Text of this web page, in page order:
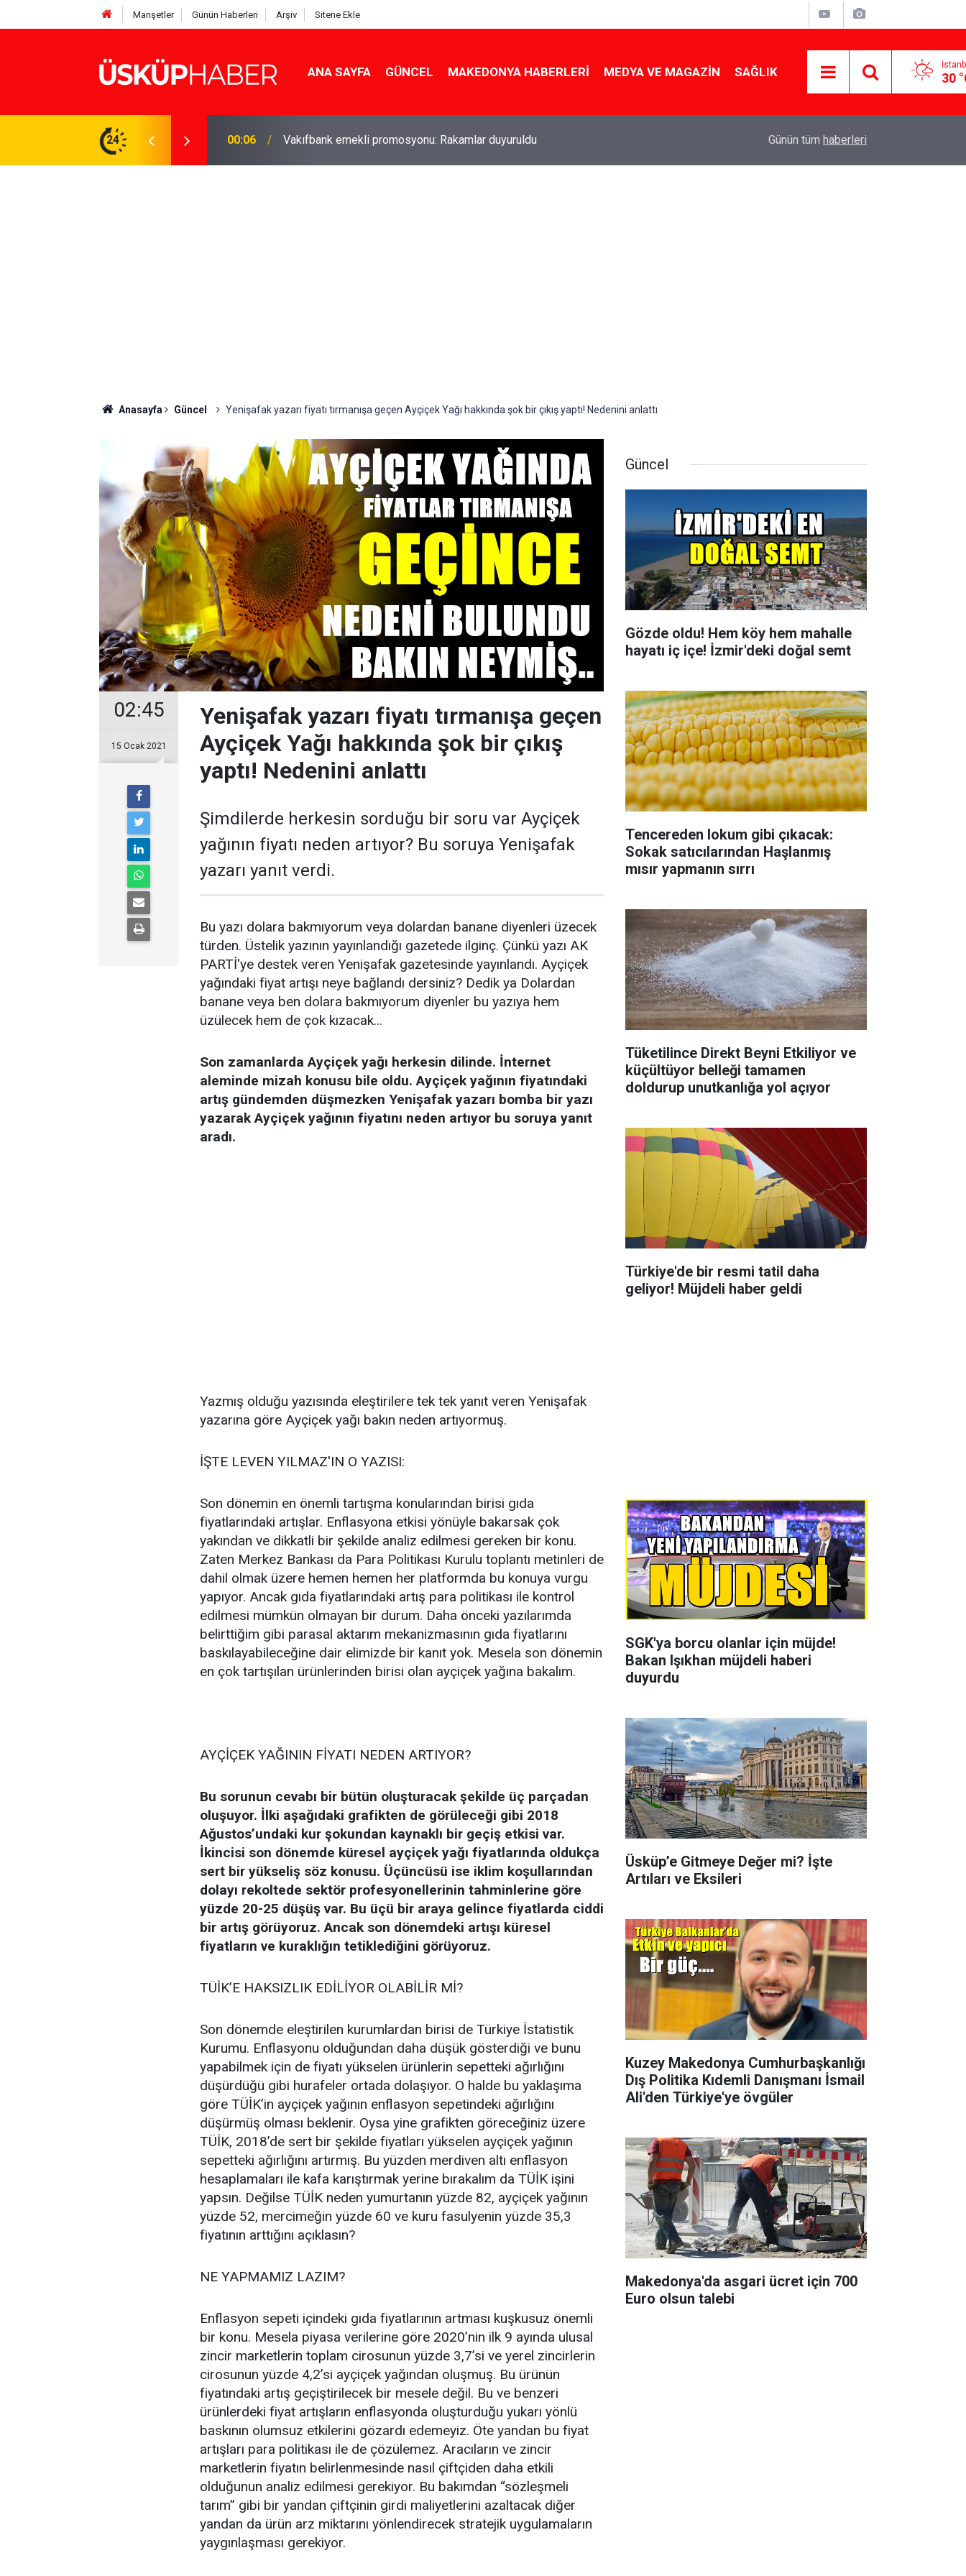
Manşetler Günün Haberleri Arşiv Sitene Ekle
ANA SAYFA GÜNCEL MAKEDONYA HABERLERI MEDYA VE MAGAZIN SAĞLIK 30
24 19:21 Gözde oldu! Hem köy hem mahalle hayatı iç içe! İzmir'deki doğal semt
yapmanın sırrı
Günün tüm haberleri
Anasayfa Güncel Yenişafak yazarı fiyatı tırmanışa geçen Ayçiçek Yağı hakkında şok bir çıkış yaptı! Nedenini anlattı
02:45
15 Ocak 2021
Yenişafak yazarı fiyatı tırmanışa geçen
Ayçiçek Yağı hakkında şok bir çıkış
yaptı! Nedenini anlattı
Şimdilerde herkesin sorduğu bir soru var Ayçiçek
yağının fiyatı neden artıyor? Bu soruya Yenişafak
yazarı yanıt verdi.
Bu yazı dolara bakmıyorum veya dolardan banane diyenleri üzecek
türden. Üstelik yazının yayınlandığı gazetede ilginç. Çünkü yazı AK
PARTİ'ye destek veren Yenişafak gazetesinde yayınlandı. Ayçiçek
yağındaki fiyat artışı neye bağlandı dersiniz? Dedik ya Dolardan
banane veya ben dolara bakmıyorum diyenler bu yazıya hem
üzülecek hem de çok kızacak...
Son zamanlarda Ayçiçek yağı herkesin dilinde. İnternet
aleminde mizah konusu bile oldu. Ayçiçek yağının fiyatındaki
artış gündemden düşmezken Yenişafak yazarı bomba bir yazı
yazarak Ayçiçek yağının fiyatını neden artıyor bu soruya yanıt
aradı.
Yazmış olduğu yazısında eleştirilere tek tek yanıt veren Yenişafak
yazarına göre Ayçiçek yağı bakın neden artıyormuş.
İŞTE LEVEN YILMAZ'IN O YAZISI:
Son dönemin en önemli tartışma konularından birisi gıda
fiyatlarındaki artışlar. Enflasyona etkisi yönüyle bakarsak çok
yakından ve dikkatli bir şekilde analiz edilmesi gereken bir konu.
Zaten Merkez Bankası da Para Politikası Kurulu toplantı metinleri de
dahil olmak üzere hemen hemen her platformda bu konuya vurgu
yapıyor. Ancak gıda fiyatlarındaki artış para politikası ile kontrol
edilmesi mümkün olmayan bir durum. Daha önceki yazılarımda
belirttiğim gibi parasal aktarım mekanizmasının gıda fiyatlarını
baskılayabileceğine dair elimizde bir kanıt yok. Mesela son dönemin
en çok tartışılan ürünlerinden birisi olan ayçiçek yağına bakalım.
AYÇİÇEK YAĞININ FİYATI NEDEN ARTIYOR?
Bu sorunun cevabı bir bütün oluşturacak şekilde üç parçadan
oluşuyor. İlki aşağıdaki grafikten de görüleceği gibi 2018
Ağustos’undaki kur şokundan kaynaklı bir geçiş etkisi var.
İkincisi son dönemde küresel ayçiçek yağı fiyatlarında oldukça
sert bir yükseliş söz konusu. Üçüncüsü ise iklim koşullarından
dolayı rekoltede sektör profesyonellerinin tahminlerine göre
yüzde 20-25 düşüş var. Bu üçü bir araya gelince fiyatlarda ciddi
bir artış görüyoruz. Ancak son dönemdeki artışı küresel
fiyatların ve kuraklığın tetiklediğini görüyoruz.
TÜİK’E HAKSIZLIK EDİLİYOR OLABİLİR Mİ?
Son dönemde eleştirilen kurumlardan birisi de Türkiye İstatistik
Kurumu. Enflasyonu olduğundan daha düşük gösterdiği ve bunu
yapabilmek için de fiyatı yükselen ürünlerin sepetteki ağırlığını
düşürdüğü gibi hurafeler ortada dolaşıyor. O halde bu yaklaşıma
göre TÜİK’in ayçiçek yağının enflasyon sepetindeki ağırlığını
düşürmüş olması beklenir. Oysa yine grafikten göreceğiniz üzere
TÜİK, 2018’de sert bir şekilde fiyatları yükselen ayçiçek yağının
sepetteki ağırlığını artırmış. Bu yüzden merdiven altı enflasyon
hesaplamaları ile kafa karıştırmak yerine bırakalım da TÜİK işini
yapsın. Değilse TÜİK neden yumurtanın yüzde 82, ayçiçek yağının
yüzde 52, mercimeğin yüzde 60 ve kuru fasulyenin yüzde 35,3
fiyatının arttığını açıklasın?
NE YAPMAMIZ LAZIM?
Enflasyon sepeti içindeki gıda fiyatlarının artması kuşkusuz önemli
bir konu. Mesela piyasa verilerine göre 2020’nin ilk 9 ayında ulusal
zincir marketlerin toplam cirosunun yüzde 3,7’si ve yerel zincirlerin
cirosunun yüzde 4,2’si ayçiçek yağından oluşmuş. Bu ürünün
fiyatındaki artış geçiştirilecek bir mesele değil. Bu ve benzeri
ürünlerdeki fiyat artışların enflasyonda oluşturduğu yukarı yönlü
baskının olumsuz etkilerini gözardı edemeyiz. Öte yandan bu fiyat
artışları para politikası ile de çözülemez. Aracıların ve zincir
marketlerin fiyatın belirlenmesinde nasıl çiftçiden daha etkili
olduğunun analiz edilmesi gerekiyor. Bu bakımdan “sözleşmeli
tarım” gibi bir yandan çiftçinin girdi maliyetlerini azaltacak diğer
yandan da ürün arz miktarını yönlendirecek stratejik uygulamaların
yaygınlaşması gerekiyor.
Güncel
Gözde oldu! Hem köy hem mahalle
hayatı iç içe! İzmir'deki doğal semt
Tencereden lokum gibi çıkacak:
Sokak satıcılarından Haşlanmış
mısır yapmanın sırrı
Tüketilince Direkt Beyni Etkiliyor ve
küçültüyor belleği tamamen
doldurup unutkanlığa yol açıyor
Türkiye'de bir resmi tatil daha
geliyor! Müjdeli haber geldi
SGK'ya borcu olanlar için müjde!
Bakan Işıkhan müjdeli haberi
duyurdu
Üsküp’e Gitmeye Değer mi? İşte
Artıları ve Eksileri
Kuzey Makedonya Cumhurbaşkanlığı
Dış Politika Kıdemli Danışmanı İsmail
Ali'den Türkiye'ye övgüler
Makedonya'da asgari ücret için 700
Euro olsun talebi